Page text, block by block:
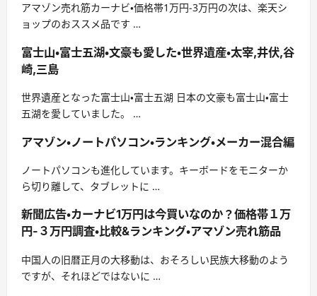
アマゾン売れ筋カーナビ・価格帯1万円-3万円の次は、楽天シ
ョップのおススメ品です …
富士山・富士五湖・文豪も愛した・世界遺産・太宰,井伏,谷
崎,三島
世界遺産となった富士山・富士五湖 日本の文豪も富士山・富士
五湖を愛していました。 …
アマゾン・ノートパソコン・ランキング・メーカー混合編
ノートパソコンも進化しています。キーボードをモニターか
ら切り離して、タブレットに …
新聞広告・カーナビ1万円は今買いなのか？価格帯１万
円-３万円調査・比較&ランキング・アマゾン売れ筋品
中国人の旧暦正月の大移動は、おそろしい民族大移動のよう
ですが、それほどではないに …